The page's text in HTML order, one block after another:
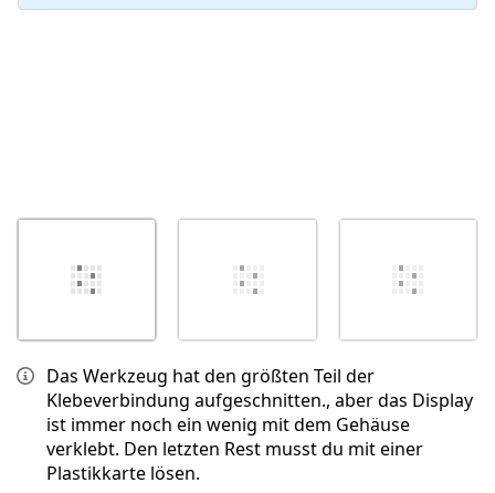
Das Werkzeug hat den größten Teil der
Klebeverbindung aufgeschnitten., aber das Display
ist immer noch ein wenig mit dem Gehäuse
verklebt. Den letzten Rest musst du mit einer
Plastikkarte lösen.